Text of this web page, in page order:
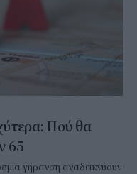
Πού θα
65
γήρανση αναδεικνύουν